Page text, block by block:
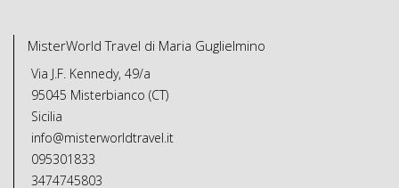
MisterWorld Travel di Maria Guglielmino
Via J.F. Kennedy, 49/a
95045 Misterbianco (CT)
Sicilia
info@misterworldtravel.it
095301833
3474745803